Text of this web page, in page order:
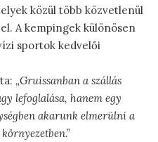
közül több közvetlenül
A kempingek különösen
sportok kedvelői
„Gruissanban a szállás
lefoglalása, hanem egy
akarunk elmerülni a